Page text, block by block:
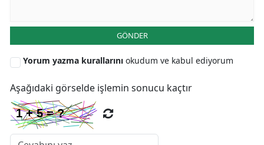
GÖNDER
Yorum yazma kurallarını okudum ve kabul ediyorum
Aşağıdaki görselde işlemin sonucu kaçtır